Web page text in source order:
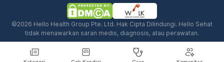
©2026 Hello Health Group Pte. Ltd. Hak Cipta Dilindungi. Hello Sehat
tidak menawarkan saran medis, diagnosis, atau perawatan.